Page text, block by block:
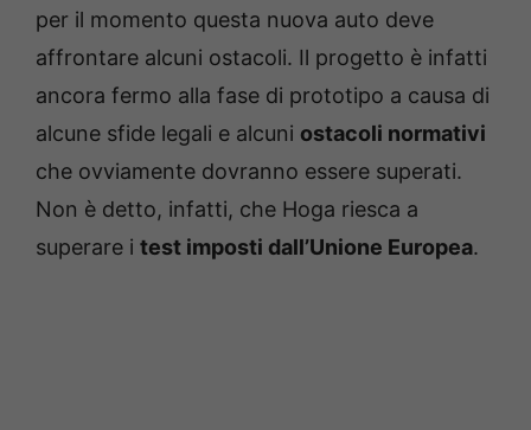
per il momento questa nuova auto deve
affrontare alcuni ostacoli. Il progetto è infatti
ancora fermo alla fase di prototipo a causa di
alcune sfide legali e alcuni ostacoli normativi
che ovviamente dovranno essere superati.
Non è detto, infatti, che Hoga riesca a
superare i test imposti dall’Unione Europea.